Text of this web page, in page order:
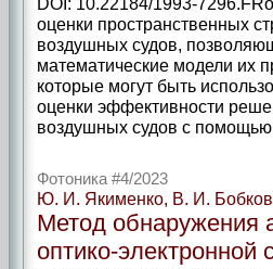
оценки пространственных
воздушных судов,
математические модели их
которые могут быть
оценки эффективности
воздушных судов с помощью
Фотоника #4/2023
Ю. И. Якименко, В. И.
Метод обнаружения
оптико-­электронной